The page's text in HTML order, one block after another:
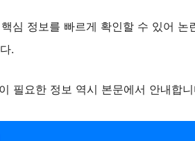
심 정보를 빠르게 확인할 수 있어 논
.
필요한 정보 역시 본문에서 안내합